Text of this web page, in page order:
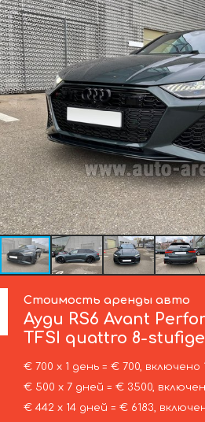
Стоимость аренды авто
Ауди RS6 Avant
TFSI quattro 8-
€ 700 х 1 день = € 700, включено
€ 500 х 7 дней = € 3500,
€ 442 х 14 дней = € 6183,